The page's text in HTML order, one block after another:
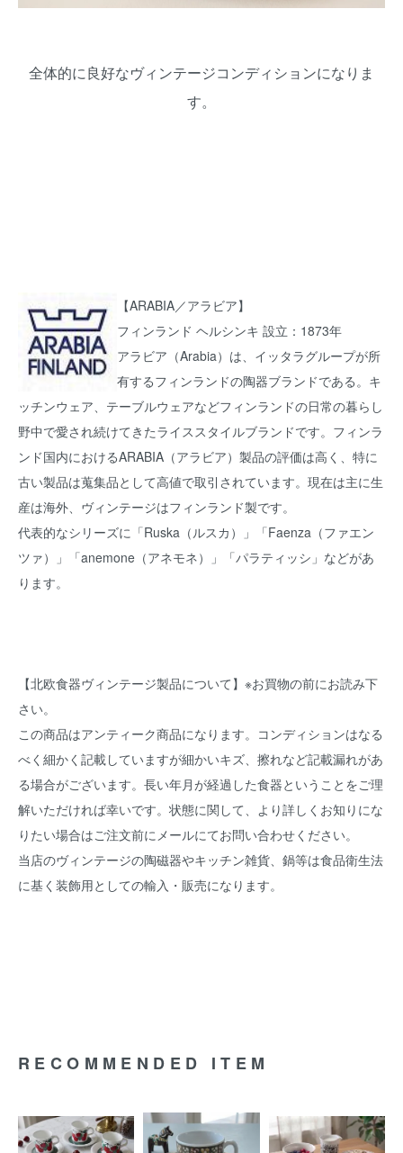
全体的に良好なヴィンテージコンディションになりま
す。
【ARABIA／アラビア】
フィンランド ヘルシンキ 設立：1873年
アラビア（Arabia）は、イッタラグループが所
有するフィンランドの陶器ブランドである。キ
ッチンウェア、テーブルウェアなどフィンランドの日常の暮らし
野中で愛され続けてきたライススタイルブランドです。フィンラ
ンド国内におけるARABIA（アラビア）製品の評価は高く、特に
古い製品は蒐集品として高値で取引されています。現在は主に生
産は海外、ヴィンテージはフィンランド製です。
代表的なシリーズに「Ruska（ルスカ）」「Faenza（ファエン
ツァ）」「anemone（アネモネ）」「パラティッシ」などがあ
ります。
【北欧食器ヴィンテージ製品について】※お買物の前にお読み下
さい。
この商品はアンティーク商品になります。コンディションはなる
べく細かく記載していますが細かいキズ、擦れなど記載漏れがあ
る場合がございます。長い年月が経過した食器ということをご理
解いただければ幸いです。状態に関して、より詳しくお知りにな
りたい場合はご注文前にメールにてお問い合わせください。
当店のヴィンテージの陶磁器やキッチン雑貨、鍋等は食品衛生法
に基く装飾用としての輸入・販売になります。
RECOMMENDED ITEM